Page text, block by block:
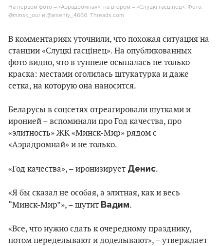
На первом фото – «Аэрадромная», на втором – «Слуцкі гасцінец». Фото:
@minsk_our и @arseniy_4660, Threads.com.
В комментариях уточнили, что похожая ситуация на
станции «Слуцкі гасцінец». На опубликованных
фото видно, что в туннеле осыпалась не только
краска: местами оголилась штукатурка и даже
сетка, на которую она наносится.
Беларусы в соцсетях отреагировали шутками и
иронией – вспоминали про Год качества, про
«элитность» ЖК «Минск-Мир» рядом с
«Аэрадромнай» и не только.
«Год качества», – иронизирует Денис.
«Я бы сказал не особая, а элитная, как и весь
“Минск-Мир”», – шутит Вадим.
«Все, что нужно сдать к очередному празднику,
потом переделывают и доделывают», – утверждает